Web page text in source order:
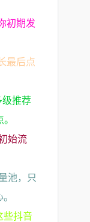
初期发
最后点
级推荐
始流
池，只
些抖音